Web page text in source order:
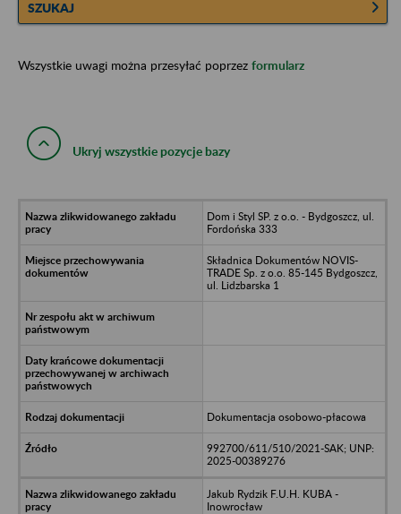
SZUKAJ
Wszystkie uwagi można przesyłać poprzez formularz
Ukryj wszystkie pozycje bazy
Dom i Styl SP. z o.o. - Bydgoszcz, ul.
Fordońska 333
Składnica Dokumentów NOVIS-
TRADE Sp. z o.o. 85-145 Bydgoszcz,
ul. Lidzbarska 1
Dokumentacja osobowo-płacowa
992700/611/510/2021-SAK; UNP:
2025-00389276
Jakub Rydzik F.U.H. KUBA -
Inowrocław